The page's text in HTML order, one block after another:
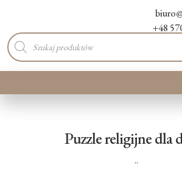
+48
Wyszukiwarka
produktów
Puzzle religijne dla
..